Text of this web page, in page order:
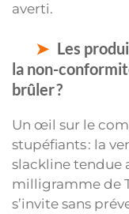
averti.
Les
la non-
brûler ?
Un œil sur le
stupéfiants : la
slackline tendue
milligramme de
s’invite sans